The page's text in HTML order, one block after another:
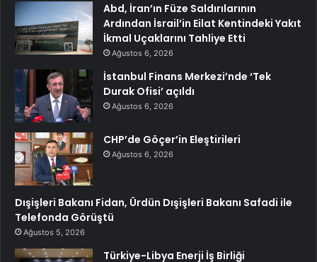
Abd, İran’ın Füze Saldırılarının
Ardından İsrail’in Eilat Kentindeki Yakıt
İkmal Uçaklarını Tahliye Etti
Ağustos 6, 2026
İstanbul Finans Merkezi’nde ‘Tek
Durak Ofisi’ açıldı
Ağustos 6, 2026
CHP’de Göçer’in Eleştirileri
Ağustos 6, 2026
Dışişleri Bakanı Fidan, Ürdün Dışişleri Bakanı Safadi ile
Telefonda Görüştü
Ağustos 5, 2026
Türkiye-Libya Enerji İş Birliği